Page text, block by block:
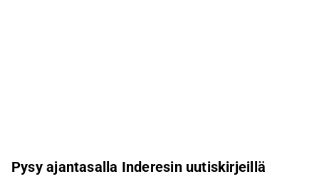
Pysy ajantasalla Inderesin uutiskirjeillä